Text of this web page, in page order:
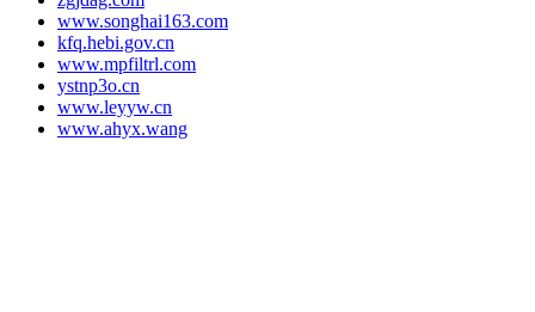
www.songhai163.com
kfq.hebi.gov.cn
www.mpfiltrl.com
ystnp3o.cn
www.leyyw.cn
www.ahyx.wang